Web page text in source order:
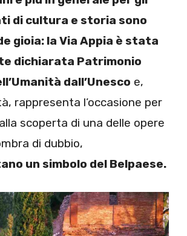
di cultura e storia sono
gioia: la Via Appia è stata
dichiarata Patrimonio
dall’Unesco e,
rappresenta l’occasione per
scoperta di una delle opere
di dubbio,
un simbolo del Belpaese.